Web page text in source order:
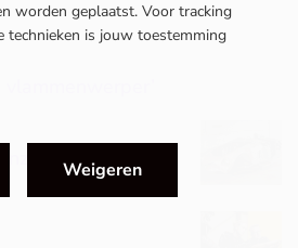
worden geplaatst. Voor tracking
technieken is jouw toestemming
Weigeren